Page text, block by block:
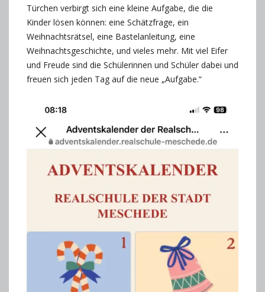
Türchen verbirgt sich eine kleine Aufgabe, die die
Kinder lösen können: eine Schätzfrage, ein
Weihnachtsrätsel, eine Bastelanleitung, eine
Weihnachtsgeschichte, und vieles mehr. Mit viel Eifer
und Freude sind die Schülerinnen und Schüler dabei und
freuen sich jeden Tag auf die neue „Aufgabe.“